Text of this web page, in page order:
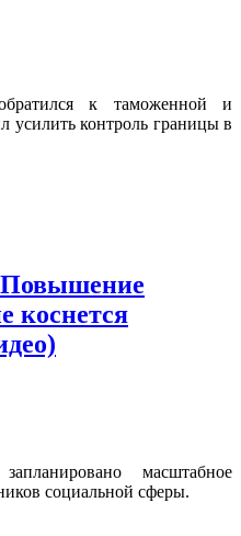
к таможенной и
усилить контроль границы в
коснется
масштабное
социальной сферы.